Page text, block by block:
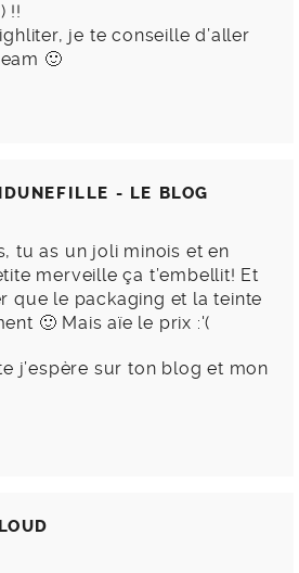
!!
je te conseille d’aller
🙂
- LE BLOG
tu as un joli minois et en
merveille ça t’embellit! Et
que le packaging et la teinte
🙂 Mais aïe le prix :'(
j’espère sur ton blog et mon